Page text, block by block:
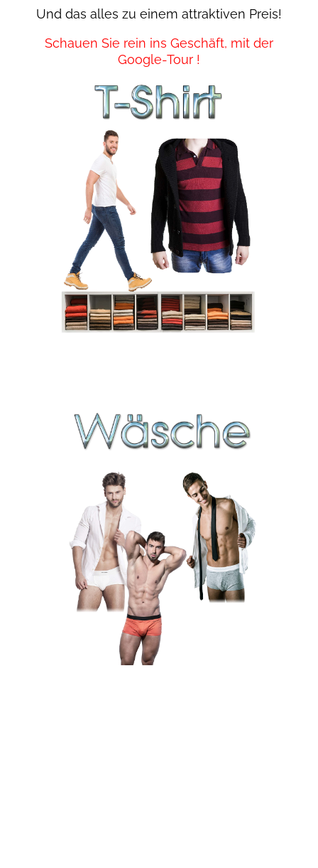
Und das alles zu einem attraktiven Preis!
Schauen Sie rein ins Geschäft, mit der
Google-Tour !